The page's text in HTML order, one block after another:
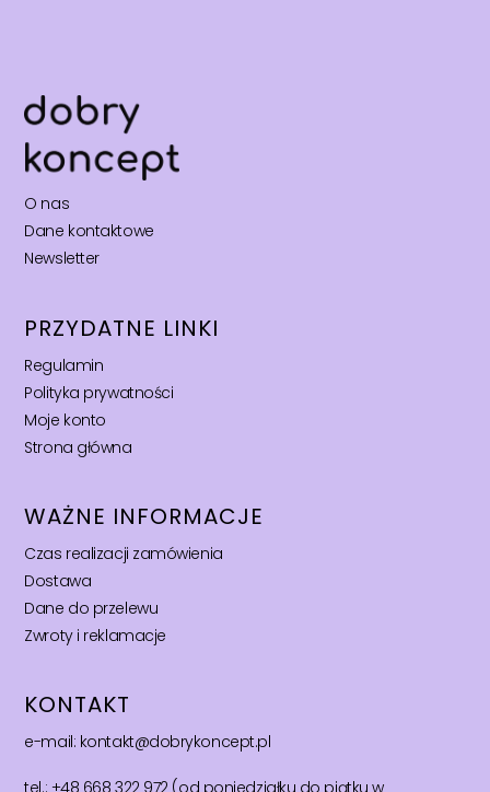
O nas
Dane kontaktowe
Newsletter
PRZYDATNE LINKI
Regulamin
Polityka prywatności
Moje konto
Strona główna
WAŻNE INFORMACJE
Czas realizacji zamówienia
Dostawa
Dane do przelewu
Zwroty i reklamacje
KONTAKT
e-mail: kontakt@dobrykoncept.pl